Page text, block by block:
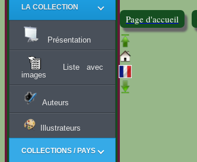
LA COLLECTION
Présentation
Liste avec
images
Auteurs
Illustrateurs
COLLECTIONS / PAYS
Page d'accueil